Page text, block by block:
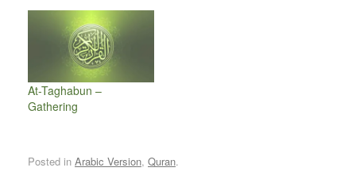
At-Taghabun –
Gathering
Posted in Arabic Version, Quran.